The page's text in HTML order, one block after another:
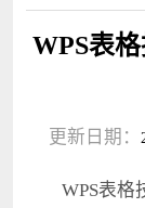
WPS表
更新日期：
WPS表格技